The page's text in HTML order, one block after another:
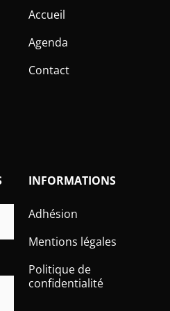
Accueil
Agenda
Contact
INFORMATIONS
Adhésion
Mentions légales
Politique de
confidentialité